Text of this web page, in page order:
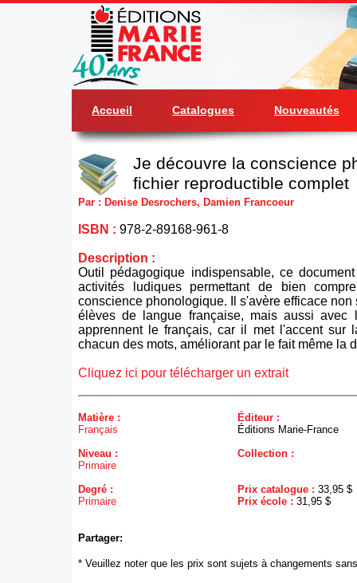
Accueil Catalogues Nouveautés
Je découvre la conscience
fichier reproductible complet
Par : Denise Desrochers, Damien Francoeur
ISBN : 978-2-89168-961-8
Description :
Outil pédagogique indispensable, ce
activités ludiques permettant de bien
conscience phonologique. Il s'avère efficace non
élèves de langue française, mais aussi avec
apprennent le français, car il met l'accent sur
chacun des mots, améliorant par le fait même la
Cliquez ici pour télécharger un extrait
Matière :
Français
Niveau :
Primaire
Degré :
Primaire
Éditeur :
Éditions Marie-France
Collection :
Prix catalogue : 33,95 $
Prix école : 31,95 $
Partager:
* Veuillez noter que les prix sont sujets à changements